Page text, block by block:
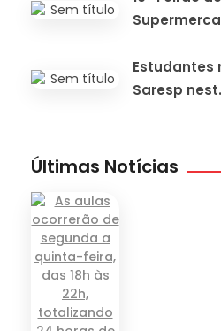
Estudantes
Saresp
Últimas Notícias